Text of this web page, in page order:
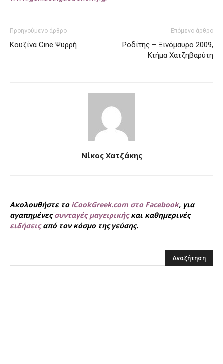
Προηγούμενο άρθρο
Κουζίνα Cine Ψυρρή
Επόμενο άρθρο
Ροδίτης – Ξινόμαυρο 2009,
Κτήμα Χατζηβαρύτη
Νίκος Χατζάκης
Ακολουθήστε το iCookGreek.com στο Facebook, για
αγαπημένεςσυνταγές μαγειρικήςκαι καθημερινές
ειδήσειςαπό τον κόσμο της γεύσης.